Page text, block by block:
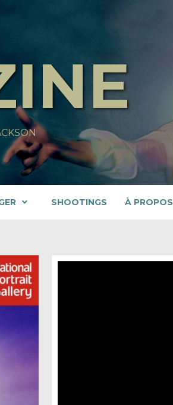
SHOOTINGS À PROPOS